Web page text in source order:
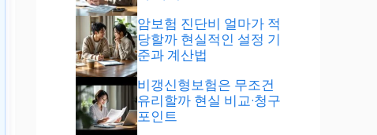
암보험 진단비 얼마가 적
당할까 현실적인 설정 기
준과 계산법
비갱신형보험은 무조건
유리할까 현실 비교·청구
포인트